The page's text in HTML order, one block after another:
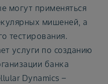
могут применяться
мишеней, а
тестирования.
услуги по созданию
банка
Dynamics –